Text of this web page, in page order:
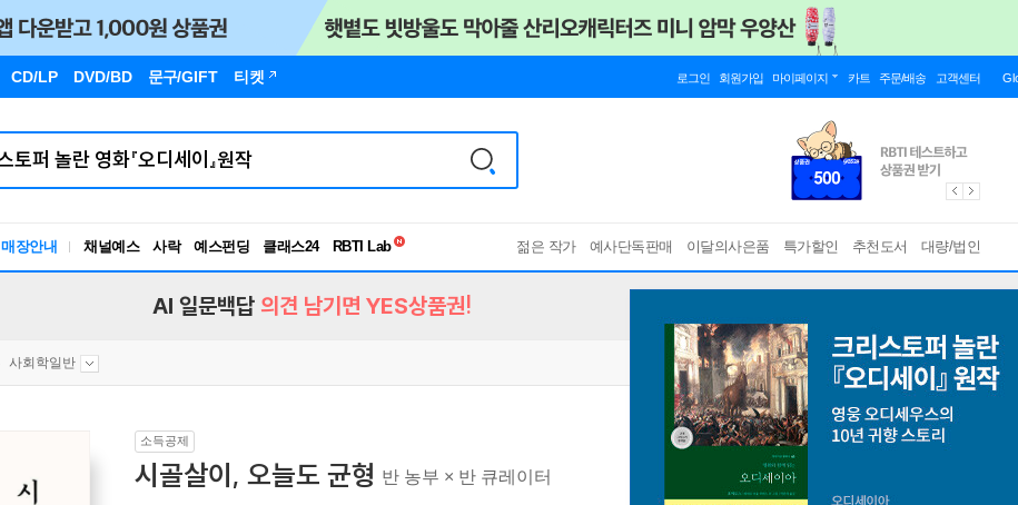
CD/LP DVD/BD 문구/GIFT 티켓 로그인 회원가입 마이페이지 카트 주문/배송 고객센터
매장안내 채널예스 사락 예스펀딩 클래스24
독서유형검사
젊은 작가 예사단독판매 이달의사은품 특가할인 추천도서 대량/법인
AI 일문백답 의견 남기면 YES상품권!
사회학일반
소득공제
시골살이, 오늘도 균형 반 농부 × 반 큐레이터